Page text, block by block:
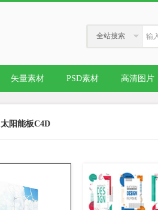
全站搜索
矢量素材 PSD素材 高清图片
太阳能板C4D